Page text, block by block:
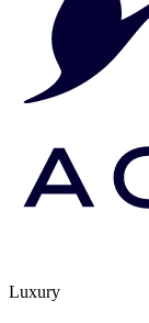
Luxury